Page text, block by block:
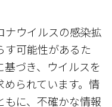
ナウイルスの感染拡
す可能性があるた
づき、ウイルスを
られています。情
に、不確かな情報